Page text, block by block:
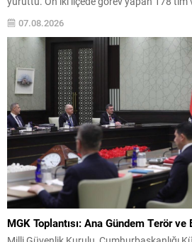
aktif olarak halkı bilinçlendirdi ve denetim
Faaliyetler esnasında bin 315 biçerdöver
07.08.2026
MGK Toplantısı: Ana Gündem Terör